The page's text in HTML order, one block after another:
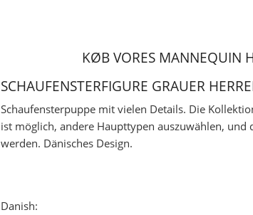
KØB VORES MANNEQUIN
SCHAUFENSTERFIGURE GRAUER
Schaufensterpuppe mit vielen Details. Die
ist möglich, andere Haupttypen auszuwählen, und
werden. Dänisches Design.
Danish: